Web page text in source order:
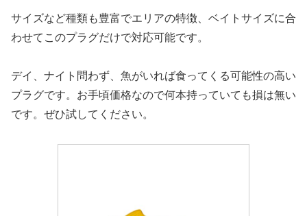
サイズなど種類も豊富でエリアの特徴、ベイトサイズに合
わせてこのプラグだけで対応可能です。
デイ、ナイト問わず、魚がいれば食ってくる可能性の高い
プラグです。お手頃価格なので何本持っていても損は無い
です。ぜひ試してください。